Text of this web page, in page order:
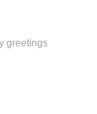
greetings